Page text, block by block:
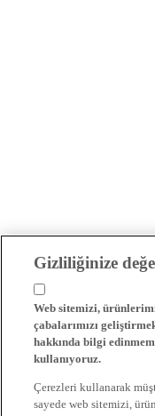
Gizliliğinize
Web sitemizi,
çabalarımızı
hakkında bilgi
kullanıyoruz.
Çerezleri kullanarak
sayede web sitemizi,